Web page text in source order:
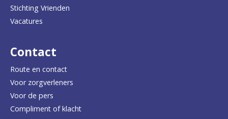
a
d
e
h
o
Stichting Vrienden
Vacatures
Contact
Route en contact
Voor zorgverleners
Voor de pers
Compliment of klacht